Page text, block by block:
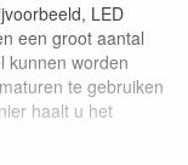
LED
een groot aantal
kunnen worden
te gebruiken
haalt u het